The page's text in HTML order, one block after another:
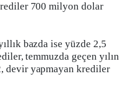
700 milyon dolar
bazda ise yüzde 2,5
temmuzda geçen yılın
devir yapmayan krediler